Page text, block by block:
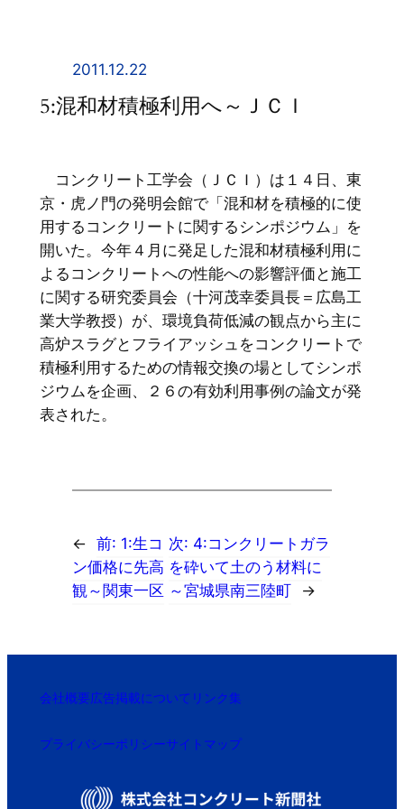
2011.12.22
5:混和材積極利用へ～ＪＣＩ
コンクリート工学会（ＪＣＩ）は１４日、東
京・虎ノ門の発明会館で「混和材を積極的に使
用するコンクリートに関するシンポジウム」を
開いた。今年４月に発足した混和材積極利用に
よるコンクリートへの性能への影響評価と施工
に関する研究委員会（十河茂幸委員長＝広島工
業大学教授）が、環境負荷低減の観点から主に
高炉スラグとフライアッシュをコンクリートで
積極利用するための情報交換の場としてシンポ
ジウムを企画、２６の有効利用事例の論文が発
表された。
← 前: 1:生コ
ン価格に先高
観～関東一区
次: 4:コンクリートガラ
を砕いて土のう材料に
～宮城県南三陸町
→
会社概要広告掲載について リンク集
プライバシーポリシーサイトマップ